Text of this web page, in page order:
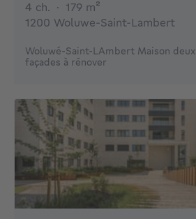
4 ch. 4 chambres
· 179 m²
1200 Woluwe-Saint-Lambert
Woluwé-Saint-LAmbert Maison deux
façades à rénover